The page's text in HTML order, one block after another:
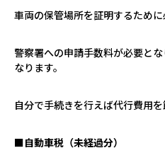
車両の保管場所を証明するために
警察署への申請手数料が必要と
なります。
自分で手続きを行えば代行費用を
■自動車税（未経過分）